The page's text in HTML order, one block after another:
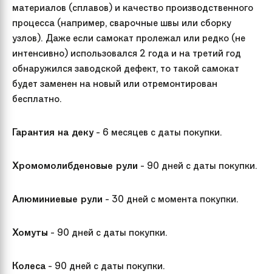
материалов (сплавов) и качество производственного
процесса (например, сварочные швы или сборку
узлов). Даже если самокат пролежал или редко (не
интенсивно) использовался 2 года и на третий год
обнаружился заводской дефект, то такой самокат
будет заменен на новый или отремонтирован
бесплатно.
Гарантия на деку- 6 месяцев с даты покупки.
Хромомолибденовые рули - 90 дней с даты покупки.
Алюминиевые рули - 30 дней с момента покупки.
Хомуты - 90 дней с даты покупки.
Колеса - 90 дней с даты покупки.